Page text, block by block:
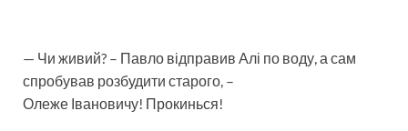
— Чи живий? – Павло відправив Алі по воду, а сам
спробував розбудити старого, –
Олеже Івановичу! Прокинься!